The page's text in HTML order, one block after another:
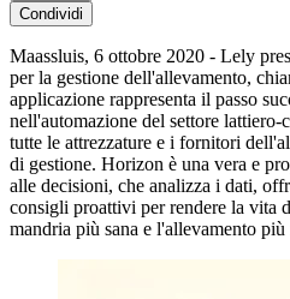
Condividi
Maassluis, 6 ottobre 2020 - Lely
per la gestione dell'allevamento,
applicazione rappresenta il passo
nell'automazione del settore lattiero-
tutte le attrezzature e i fornitori
di gestione. Horizon è una vera e
alle decisioni, che analizza i dati,
consigli proattivi per rendere la vita
mandria più sana e l'allevamento